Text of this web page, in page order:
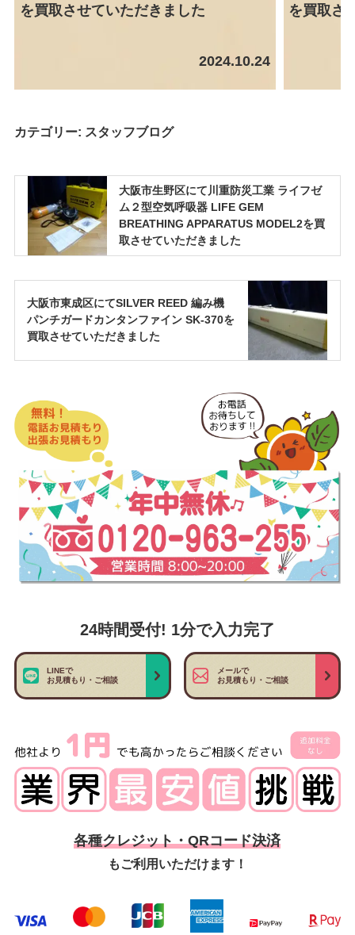
を買取させていただきました
2024.10.24
を買取さ
カテゴリー: スタッフブログ
大阪市生野区にて川重防災工業 ライフゼ
ム２型空気呼吸器 LIFE GEM
BREATHING APPARATUS MODEL2を買
取させていただきました
大阪市東成区にてSILVER REED 編み機
パンチガードカンタンファイン SK-370を
買取させていただきました
24時間受付! 1分で入力完了
LINEで
お見積もり・ご相談
メールで
お見積もり・ご相談
各種クレジット・QRコード決済
もご利用いただけます！